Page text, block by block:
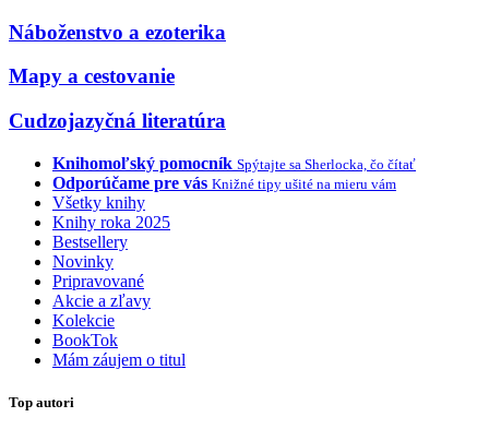
Náboženstvo a ezoterika
Mapy a cestovanie
Cudzojazyčná literatúra
Knihomoľský pomocník Spýtajte sa Sherlocka, čo čítať
Odporúčame pre vás Knižné tipy ušité na mieru vám
Všetky knihy
Knihy roka 2025
Bestsellery
Novinky
Pripravované
Akcie a zľavy
Kolekcie
BookTok
Mám záujem o titul
Top autori